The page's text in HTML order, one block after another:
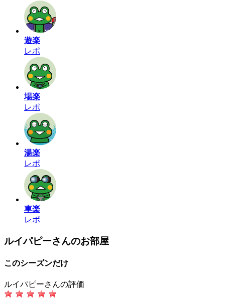
遊楽
レポ
場楽
レポ
湯楽
レポ
車楽
レポ
ルイパピーさんのお部屋
このシーズンだけ
ルイパピーさんの評価